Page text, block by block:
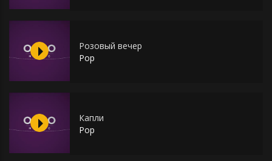
Розовый вечер
Pop
Капли
Pop